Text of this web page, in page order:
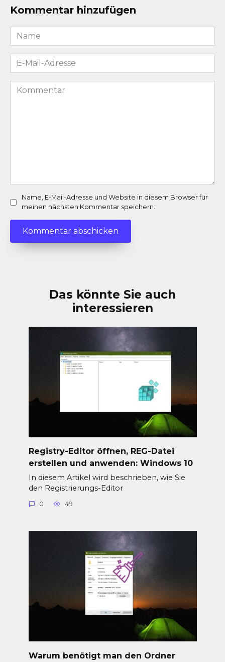
Kommentar hinzufügen
Name
*
E-
Mail-
Adresse
Kommentar
Name, E-Mail-Adresse und Website in diesem Browser für
meinen nächsten Kommentar speichern.
Das könnte Sie auch
interessieren
Registry-Editor öffnen, REG-Datei
erstellen und anwenden: Windows 10
In diesem Artikel wird beschrieben, wie Sie
den Registrierungs-Editor
0 49
Warum benötigt man den Ordner